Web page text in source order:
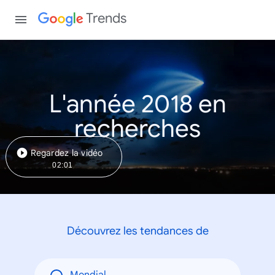
Trends
L'année 2018 en
recherches
Regardez la vidéo
02:01
Découvrez les tendances de